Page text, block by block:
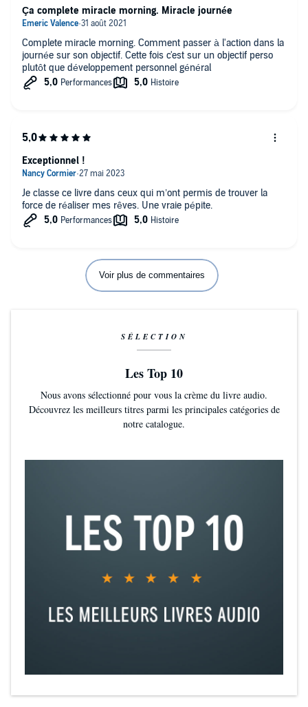
Complete miracle morning. Comment passer à l'action dans la
journée sur son objectif. Cette fois c'est sur un objectif perso
plutôt que développement personnel général
Ça complete miracle morning. Miracle journée
Je classe ce livre dans ceux qui m’ont permis de trouver la
force de réaliser mes rêves. Une vraie pépite.
Exceptionnel !
Voir plus de commentaires
SÉLECTION
Les Top 10
Nous avons sélectionné pour vous la crème du livre audio.
Découvrez les meilleurs titres parmi les principales catégories de
notre catalogue.